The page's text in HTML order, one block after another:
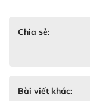
Chia sẻ:
Bài viết khác: